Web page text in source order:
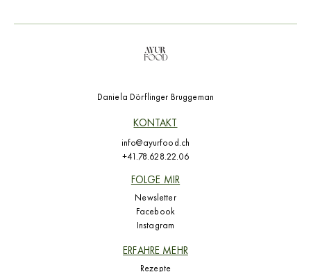
Daniela Dörflinger Bruggeman
KONTAKT
info@ayurfood.ch
+41.78.628.22.06
FOLGE MIR
Newsletter
Facebook
Instagram
ERFAHRE MEHR
Rezepte